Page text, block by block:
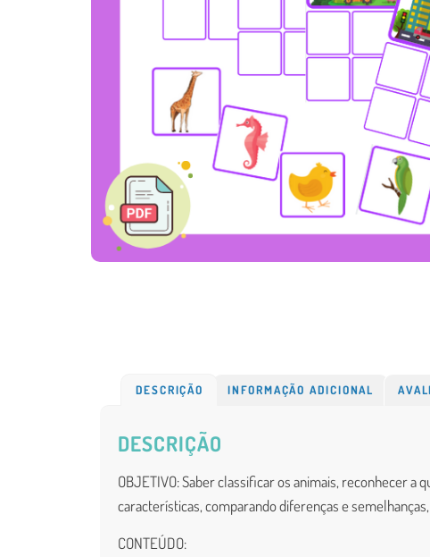
DESCRIÇÃO INFORMAÇÃO ADICIONAL
DESCRIÇÃO
OBJETIVO: Saber classificar os animais, reconhecer a
características, comparando diferenças e
CONTEÚDO: